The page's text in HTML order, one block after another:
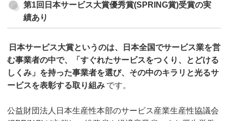
第1回日本サービス大賞優秀賞(SPRING賞)受賞の実
績あり
日本サービス大賞というのは、日本全国でサービス業を営
む事業者の中で、「すぐれたサービスをつくり、とどける
しくみ」を持った事業者を選び、その中のキラリと光るサ
ービスを表彰する取り組み です。
公益財団法人日本生産性本部のサービス産業生産性協議会